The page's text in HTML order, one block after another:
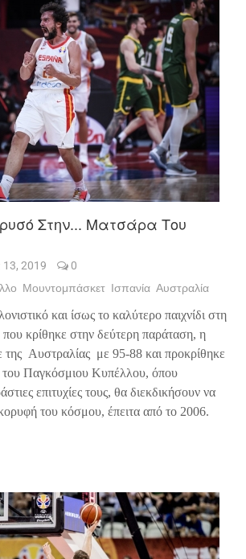
Στην... Ματσάρα Του
13, 2019
0
Μουντομπάσκετ Ισπανία Αυστραλία
και ίσως το καλύτερο παιχνίδι στη
που κρίθηκε στην δεύτερη παράταση, η
της Αυστραλίας με 95-88 και προκρίθηκε
του Παγκόσμιου Κυπέλλου, όπου
επιτυχίες τους, θα διεκδικήσουν να
του κόσμου, έπειτα από το 2006.